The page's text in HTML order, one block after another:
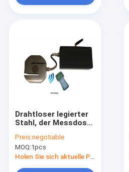
Drahtloser legierter
Stahl, der Messdose-
Preis:negotiable
MOQ:1pcs
Holen Sie sich aktuelle Preis